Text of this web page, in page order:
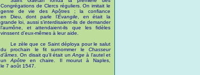
Congrégations de Clercs réguliers. On imitait le
genre de vie des Apôtres ; la confiance
en Dieu, dont parle l’Évangile, en était la
grande loi, aussi s’interdisaient-ils de demander
l’aumône, et attendaient-ils que les fidèles
vinssent d’eux-mêmes à leur aide.
Le zèle que ce Saint déploya pour le salut
du prochain le fit surnommer le Chasseur
d’âmes. On disait qu’il était unAnge à l’autel et
unApôtre en chaire. Il mourut à Naples,
le 7 août 1547.